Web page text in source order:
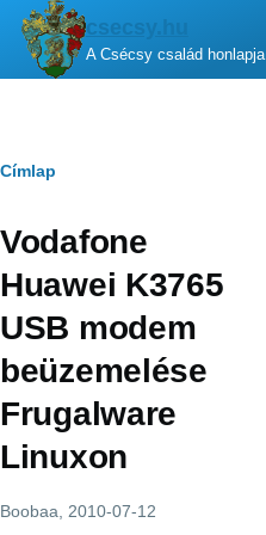
Ugrás a tartalomra
csecsy.hu
A Csécsy család honlapja
Morzsa
Címlap
Vodafone
Huawei K3765
USB modem
beüzemelése
Frugalware
Linuxon
Boobaa, 2010-07-12